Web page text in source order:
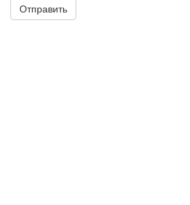
Отправить